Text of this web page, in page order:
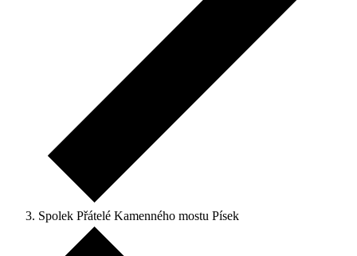
Spolek Přátelé Kamenného mostu Písek